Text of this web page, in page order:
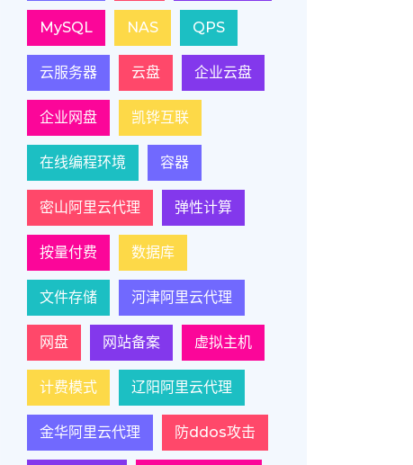
MySQL NAS QPS
云服务器 云盘 企业云盘
企业网盘 凯铧互联
在线编程环境 容器
密山阿里云代理 弹性计算
按量付费 数据库
文件存储 河津阿里云代理
网盘 网站备案 虚拟主机
计费模式 辽阳阿里云代理
金华阿里云代理 防ddos攻击